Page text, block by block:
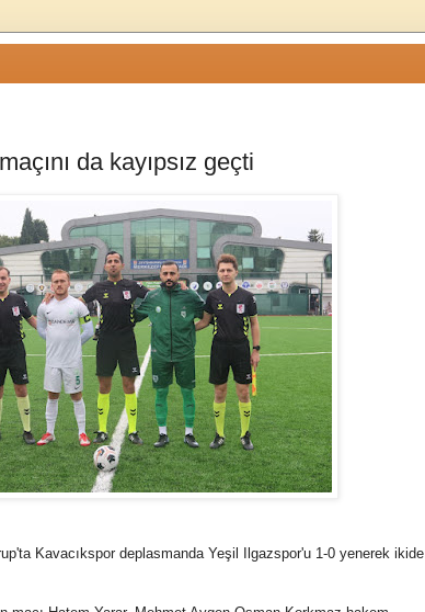
da kayıpsız geçti
Kavacıkspor deplasmanda Yeşil Ilgazspor'u 1-0 yenerek ikide